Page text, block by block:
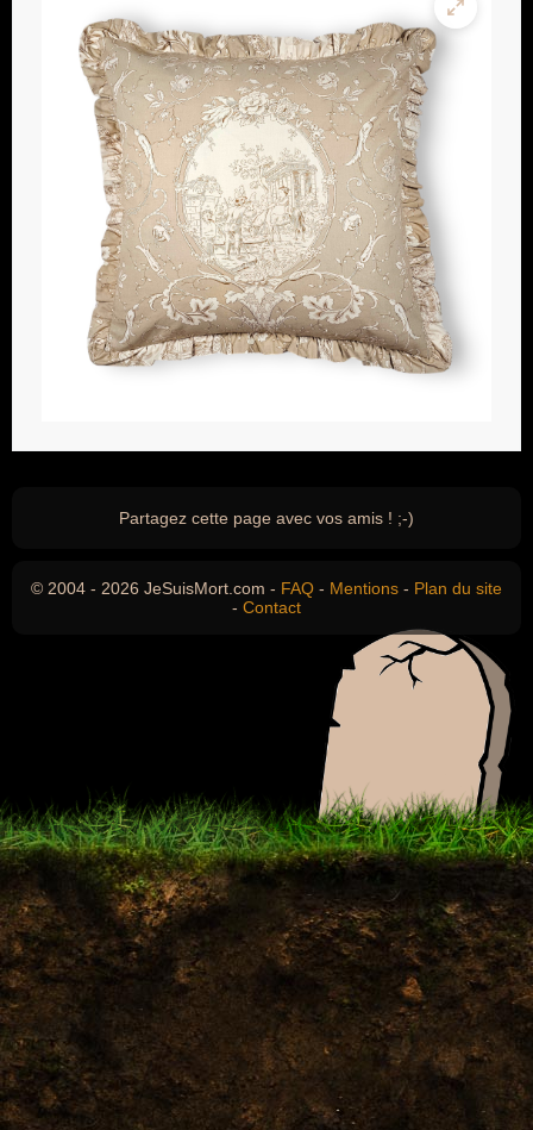
Partagez cette page avec vos amis ! ;-)
© 2004 - 2026 JeSuisMort.com - FAQ - Mentions - Plan du site
- Contact